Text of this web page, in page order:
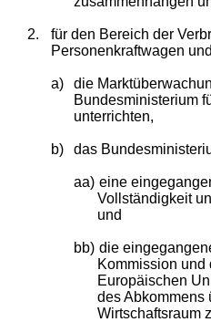
2.
für den Bereich der
Personenkraftwagen
a)
die
Bundesministerium
unterrichten,
b) das
aa) eine
Vollständigkeit
und
bb) die
Kommission und
Europäischen
des Abkommens
Wirtschaftsraum